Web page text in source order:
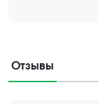
Отзывы